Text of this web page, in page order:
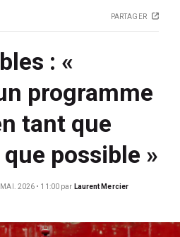
PARTAGER
: «
programme
tant que
possible »
2026 • 11:00 par Laurent Mercier